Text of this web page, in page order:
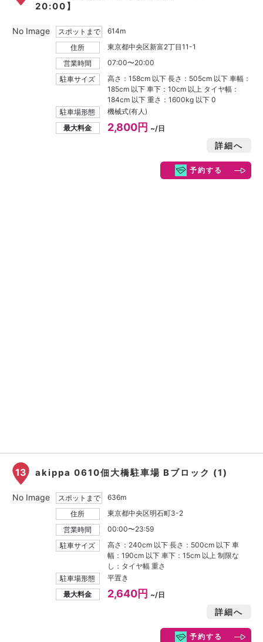
20:00】
スポットまで
614m
住所
東京都中央区新富2丁目11-1
営業時間
07:00〜20:00
駐車サイズ
高さ：158cm 以下 長さ：505cm 以下 車幅：
185cm 以下 車下：10cm 以上 タイヤ幅：
184cm 以下 重さ：1600kg 以下 0
駐車場形態
機械式(有人)
最大料金
2,800円 ~/日
詳細へ
予約する
No Image
13 akippa 0610佃大橋駐車場 Bブロック (1)
スポットまで
636m
住所
東京都中央区明石町3-2
営業時間
00:00〜23:59
駐車サイズ
高さ：240cm 以下 長さ：500cm 以下 車
幅：190cm 以下 車下：15cm 以上 制限な
し：タイヤ幅 重さ
駐車場形態
平置き
最大料金
2,640円 ~/日
詳細へ
予約する
No Image